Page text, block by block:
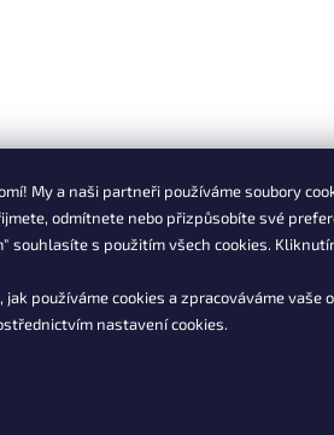
My a naši partneři používáme soubory
odmítnete nebo přizpůsobíte své
souhlasíte s použitím všech cookies.
jak používáme cookies a zpracováváme vaše
nastavení cookies.